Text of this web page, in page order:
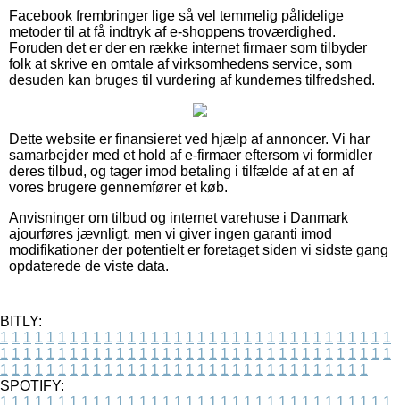
Facebook frembringer lige så vel temmelig pålidelige
metoder til at få indtryk af e-shoppens troværdighed.
Foruden det er der en række internet firmaer som tilbyder
folk at skrive en omtale af virksomhedens service, som
desuden kan bruges til vurdering af kundernes tilfredshed.
Dette website er finansieret ved hjælp af annoncer. Vi har
samarbejder med et hold af e-firmaer eftersom vi formidler
deres tilbud, og tager imod betaling i tilfælde af at en af
vores brugere gennemfører et køb.
Anvisninger om tilbud og internet varehuse i Danmark
ajourføres jævnligt, men vi giver ingen garanti imod
modifikationer der potentielt er foretaget siden vi sidste gang
opdaterede de viste data.
BITLY:
1 1 1 1 1 1 1 1 1 1 1 1 1 1 1 1 1 1 1 1 1 1 1 1 1 1 1 1 1 1 1 1 1 1
1 1 1 1 1 1 1 1 1 1 1 1 1 1 1 1 1 1 1 1 1 1 1 1 1 1 1 1 1 1 1 1 1 1
1 1 1 1 1 1 1 1 1 1 1 1 1 1 1 1 1 1 1 1 1 1 1 1 1 1 1 1 1 1 1 1
SPOTIFY:
1 1 1 1 1 1 1 1 1 1 1 1 1 1 1 1 1 1 1 1 1 1 1 1 1 1 1 1 1 1 1 1 1 1